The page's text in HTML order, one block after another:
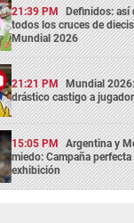
21:39 PM Definidos: así
todos los cruces de
Mundial 2026
21:21 PM Mundial
drástico castigo a
15:05 PM Argentina y
miedo: Campaña
exhibición